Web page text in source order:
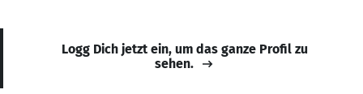
Logg Dich jetzt ein, um das ganze Profil zu
sehen.